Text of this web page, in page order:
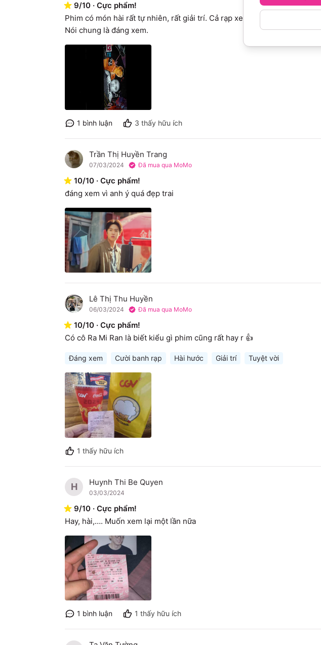
9/10 · Cực phẩm!
Phim có món hài rất tự nhiên, rất giải trí. Cả rạp xem ai cũng cười. Cách
Nói chung là đáng xem.
1 bình luận 3 thấy hữu ích
T Trần Thị Huyền Trang
07/03/2024 Đã mua qua MoMo
10/10 · Cực phẩm!
đáng xem vì anh ý quá đẹp trai
L Lê Thị Thu Huyền
06/03/2024 Đã mua qua MoMo
10/10 · Cực phẩm!
Có cô Ra Mi Ran là biết kiểu gì phim cũng rất hay r 👍
Đáng xem Cười banh rạp Hài hước Giải trí Tuyệt vời
1 thấy hữu ích
H Huynh Thi Be Quyen
03/03/2024
9/10 · Cực phẩm!
Hay, hài,…. Muốn xem lại một lần nữa
1 bình luận 1 thấy hữu ích